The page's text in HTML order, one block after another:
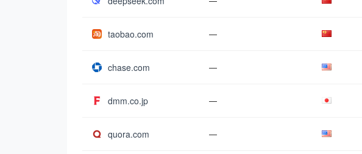
taobao.com —
chase.com —
dmm.co.jp —
quora.com —